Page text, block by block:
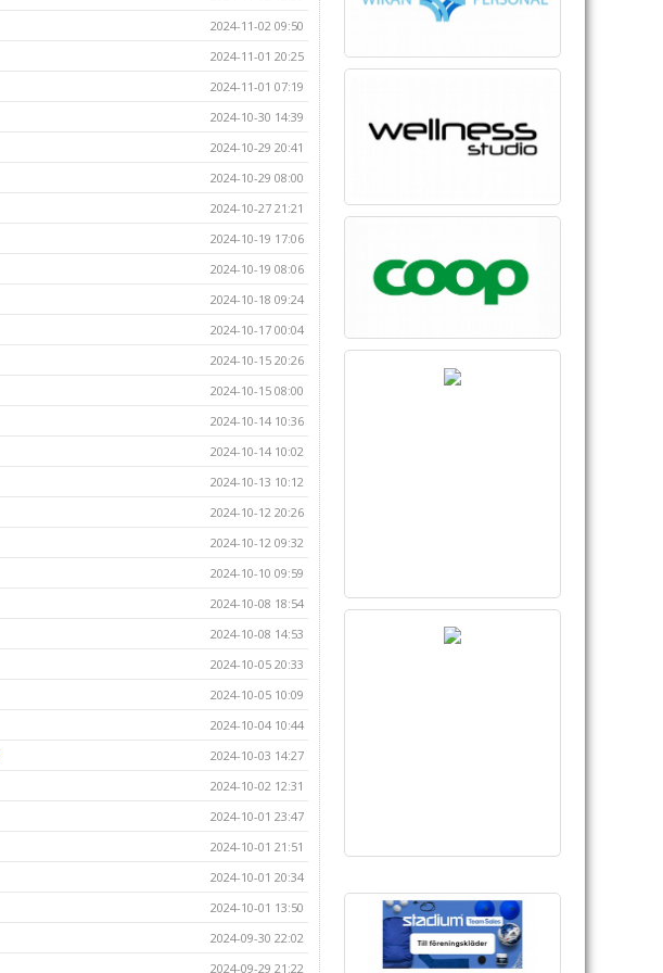
2024-11-02 09:50
2024-11-01 20:25
2024-11-01 07:19
2024-10-30 14:39
2024-10-29 20:41
2024-10-29 08:00
2024-10-27 21:21
2024-10-19 17:06
2024-10-19 08:06
2024-10-18 09:24
2024-10-17 00:04
2024-10-15 20:26
2024-10-15 08:00
2024-10-14 10:36
2024-10-14 10:02
2024-10-13 10:12
2024-10-12 20:26
2024-10-12 09:32
2024-10-10 09:59
2024-10-08 18:54
2024-10-08 14:53
2024-10-05 20:33
2024-10-05 10:09
2024-10-04 10:44
2024-10-03 14:27
2024-10-02 12:31
2024-10-01 23:47
2024-10-01 21:51
2024-10-01 20:34
2024-10-01 13:50
2024-09-30 22:02
2024-09-29 21:22